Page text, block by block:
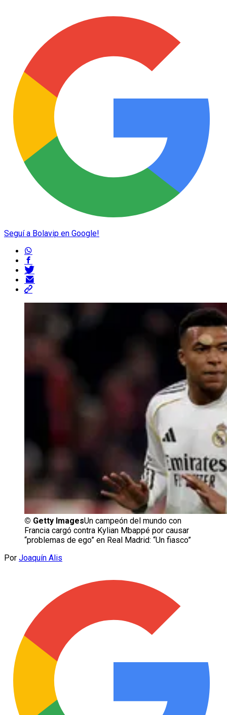
Seguí a Bolavip en Google!
© Getty ImagesUn campeón del mundo con
Francia cargó contra Kylian Mbappé por causar
“problemas de ego” en Real Madrid: “Un fiasco”
Por Joaquín Alis